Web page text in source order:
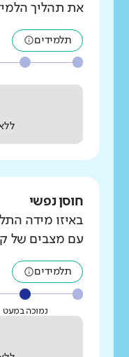
את תהליך
תלמידים
חוסן נפשי
באיזו מידה
עם מצבים של
תלמידים
נמוכה במעט